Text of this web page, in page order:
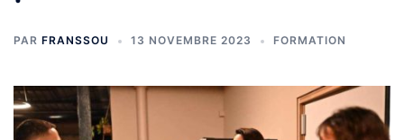
PAR FRANSSOU 13 NOVEMBRE 2023 FORMATION